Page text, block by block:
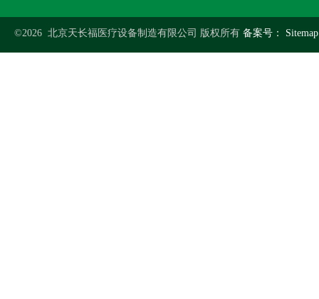
©2026 北京天长福医疗设备制造有限公司 版权所有 备案号：